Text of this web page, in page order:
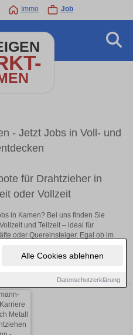
Alle Cookies ablehnen
Datenschutzerklärung
Immo Job
- Jetzt Jobs in Voll- und
für Drahtzieher in
oder Vollzeit
in Kamen? Bei uns finden Sie
und Teilzeit – ideal für
oder Quereinsteiger. Egal ob im
Sie jetzt neue Chancen in Ihrer
auf passende Drahtzieher-Stellen